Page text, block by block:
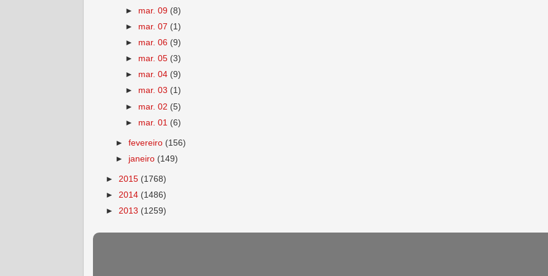
► mar. 09 (8)
► mar. 07 (1)
► mar. 06 (9)
► mar. 05 (3)
► mar. 04 (9)
► mar. 03 (1)
► mar. 02 (5)
► mar. 01 (6)
►fevereiro (156)
► janeiro (149)
► 2015 (1768)
► 2014 (1486)
► 2013 (1259)